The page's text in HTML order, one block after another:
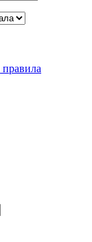
правила